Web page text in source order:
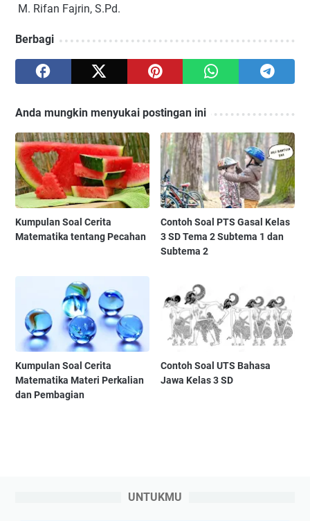
M. Rifan Fajrin, S.Pd.
Berbagi
Anda mungkin menyukai postingan ini
Kumpulan Soal Cerita
Matematika tentang Pecahan
Contoh Soal PTS Gasal Kelas
3 SD Tema 2 Subtema 1 dan
Subtema 2
Kumpulan Soal Cerita
Matematika Materi Perkalian
dan Pembagian
Contoh Soal UTS Bahasa
Jawa Kelas 3 SD
UNTUKMU